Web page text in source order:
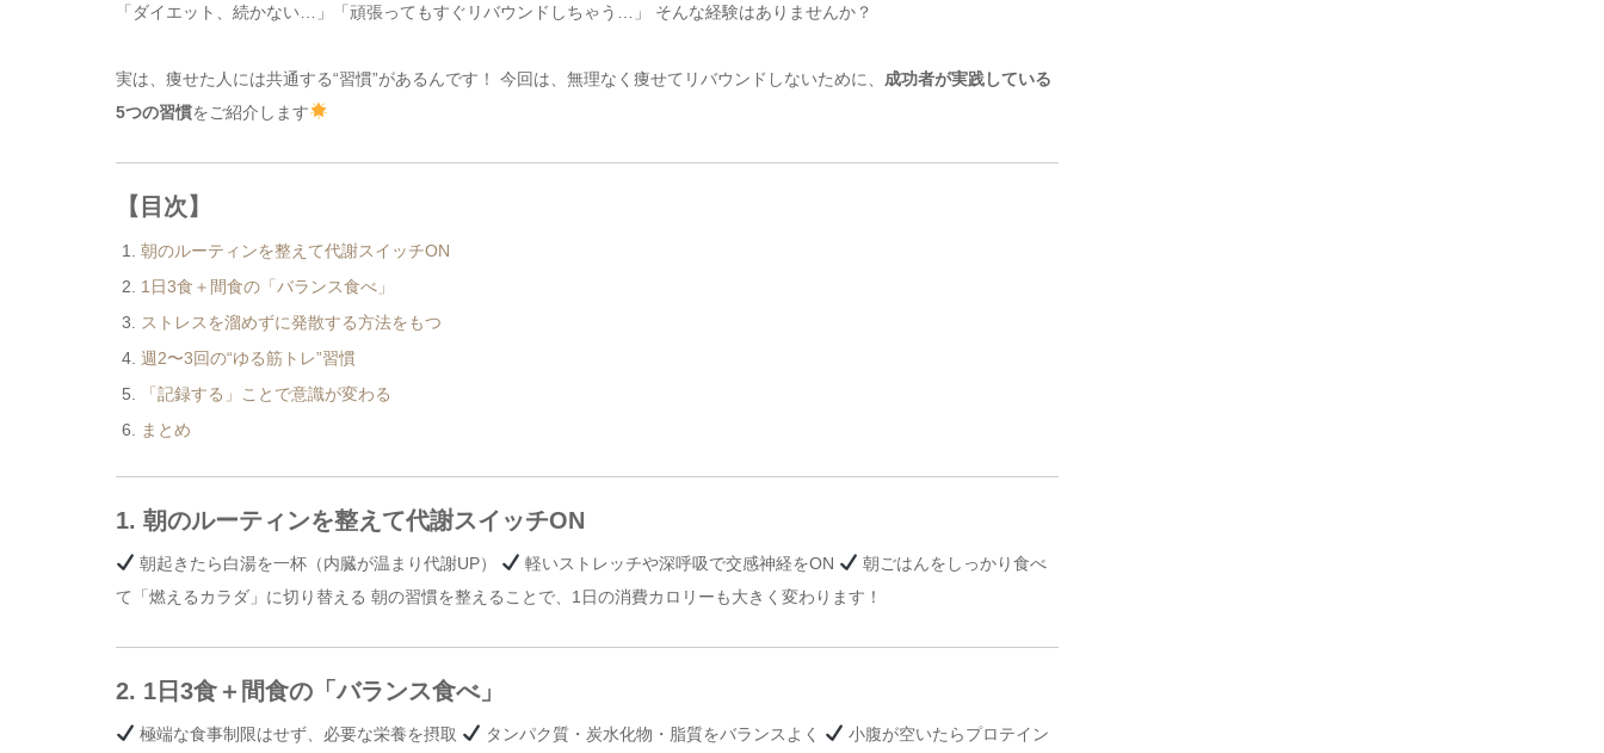
「ダイエット、続かない…」「頑張ってもすぐリバウンドしちゃう…」 そんな経験はありませんか？
実は、痩せた人には共通する“習慣”があるんです！ 今回は、無理なく痩せてリバウンドしないために、 成功者が実践している
5つの習慣をご紹介します
【目次】
朝のルーティンを整えて代謝スイッチON
1日3食＋間食の「バランス食べ」
ストレスを溜めずに発散する方法をもつ
週2〜3回の“ゆる筋トレ”習慣
「記録する」ことで意識が変わる
まとめ
1. 朝のルーティンを整えて代謝スイッチON
朝起きたら白湯を一杯（内臓が温まり代謝UP） 軽いストレッチや深呼吸で交感神経をON
朝ごはんをしっかり食べ
て「燃えるカラダ」に切り替える 朝の習慣を整えることで、1日の消費カロリーも大きく変わります！
2. 1日3食＋間食の「バランス食べ」
極端な食事制限はせず、必要な栄養を摂取 タンパク質・炭水化物・脂質をバランスよく
小腹が空いたらプロテイン